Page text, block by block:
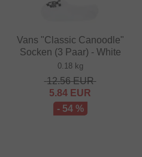
Vans "Classic Canoodle"
Socken (3 Paar) - White
0.18 kg
12.56EUR
5.84 EUR
- 54 %